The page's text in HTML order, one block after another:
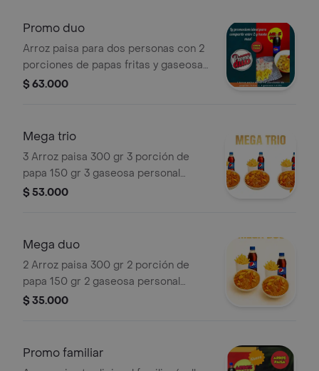
Promo duo
Arroz paisa para dos personas con 2
porciones de papas fritas y gaseosa
de 1.5 litros.
$ 63.000
Mega trio
3 Arroz paisa 300 gr 3 porción de
papa 150 gr 3 gaseosa personal
250ml
$ 53.000
Mega duo
2 Arroz paisa 300 gr 2 porción de
papa 150 gr 2 gaseosa personal
250ml
$ 35.000
Promo familiar